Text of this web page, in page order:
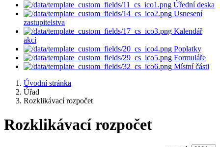
Úřední deska
Usnesení
zastupitelstva
Kalendář
akcí
Poplatky
Formuláře
Místní části
Úvodní stránka
Úřad
Rozklikávací rozpočet
Rozklikávací rozpočet